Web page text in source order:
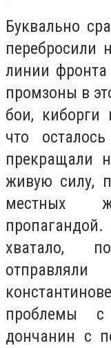
Буквально
перебросили
линии фронта
промзоны в
бои, киборги
что
прекращали
живую силу,
местных
хватало,
проблемы
дончанин с